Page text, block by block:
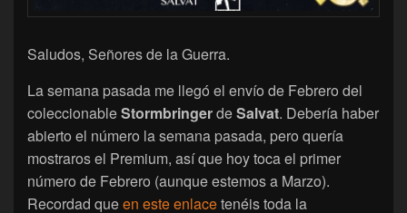
Saludos, Señores de la Guerra.
La semana pasada me llegó el envío de Febrero del
coleccionableStormbringerdeSalvat. Debería haber
abierto el número la semana pasada, pero quería
mostraros el Premium, así que hoy toca el primer
número de Febrero (aunque estemos a Marzo).
Recordad queen este enlacetenéis toda la